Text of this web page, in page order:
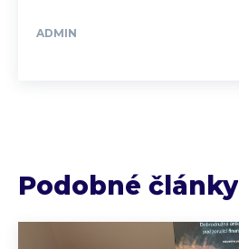
ADMIN
Podobné články